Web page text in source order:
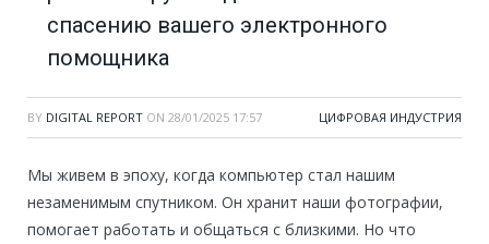
спасению вашего электронного
помощника
BY DIGITAL REPORT ON 28/01/2025 17:57 ЦИФРОВАЯ ИНДУСТРИЯ
Мы живем в эпоху, когда компьютер стал нашим
незаменимым спутником. Он хранит наши фотографии,
помогает работать и общаться с близкими. Но что